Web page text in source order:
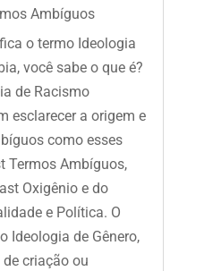
Ambíguos
o termo Ideologia
você sabe o que é?
de Racismo
esclarecer a origem e
como esses
Termos Ambíguos,
Oxigênio e do
e Política. O
Ideologia de Gênero,
criação ou